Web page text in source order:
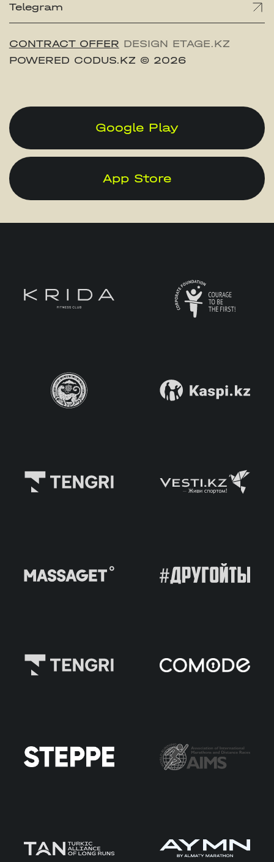
Telegram
CONTRACT OFFER DESIGN ETAGE.KZ
POWERED CODUS.KZ © 2026
Google Play
App Store